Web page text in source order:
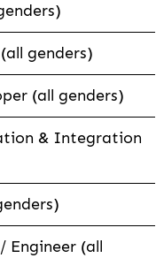
genders)
(all genders)
& Integration
Engineer (all